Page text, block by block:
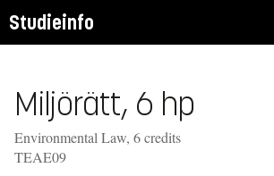
Studieinfo
Miljörätt, 6 hp
Environmental Law, 6 credits
TEAE09